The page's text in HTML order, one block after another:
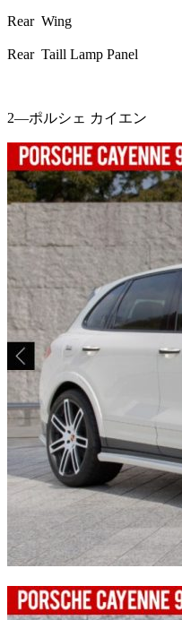
Rear Wing ￥
Rear Taill Lamp
2—ポルシェ カイエン